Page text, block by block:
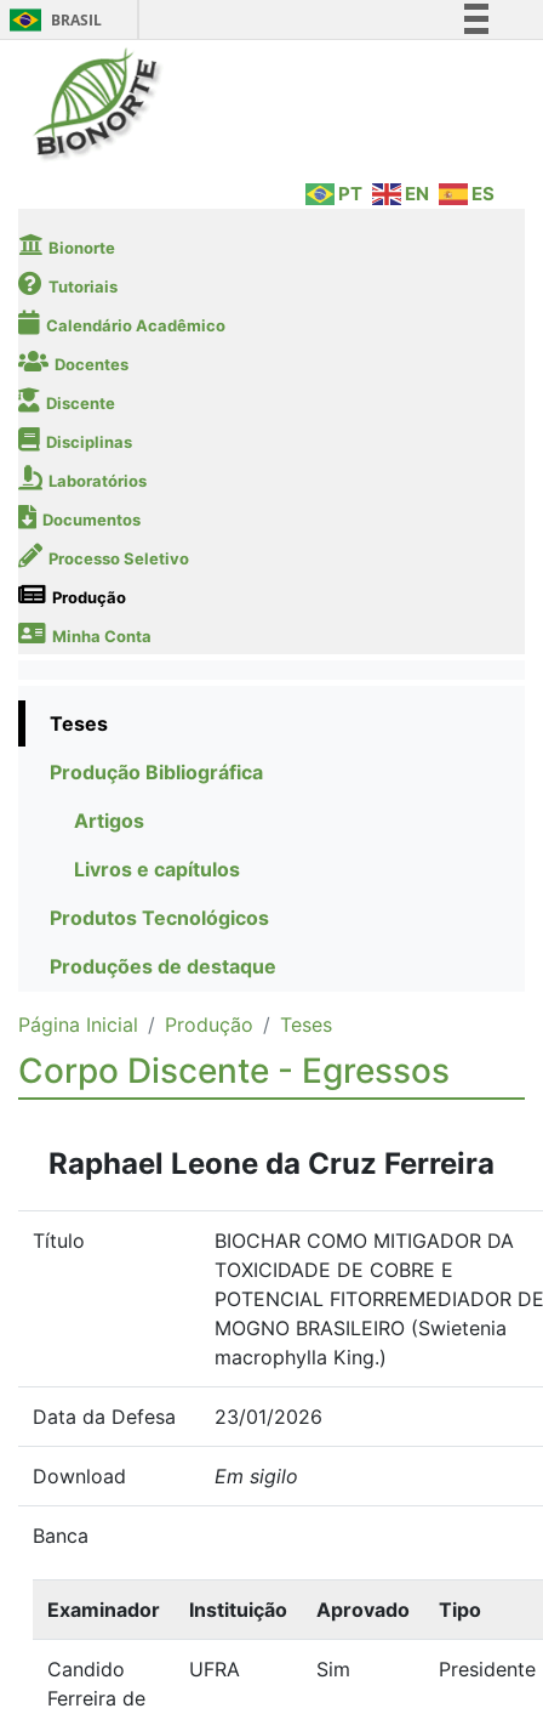
BRASIL
Legislação
PT EN ES
Bionorte
Tutoriais
Calendário Acadêmico
Docentes
Discente
Disciplinas
Laboratórios
Documentos
Processo Seletivo
Produção
Minha Conta
Teses
Produção Bibliográfica
Artigos
Livros e capítulos
Produtos Tecnológicos
Produções de destaque
Página Inicial Produção Teses
Corpo Discente - Egressos
Raphael Leone da Cruz Ferreira
Título
BIOCHAR COMO MITIGADOR DA
TOXICIDADE DE COBRE E
POTENCIAL FITORREMEDIADOR DE
MOGNO BRASILEIRO (Swietenia
macrophylla King.)
Data da Defesa 23/01/2026
Download Em sigilo
Banca
Examinador Instituição Aprovado Tipo
Candido
Ferreira de
UFRA Sim Presidente